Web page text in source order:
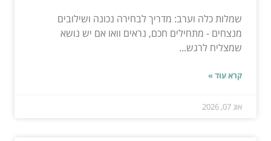
שמלות כלה וערב: מדריך לבחירה נכונה ושילובים
מנצחים - מתחילים חכם, נראים וואו אם יש נושא
שמצליח לרגש...
קרא עוד »
אוג 07, 2026